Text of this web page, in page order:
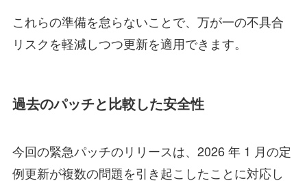
これらの準備を怠らないことで、万が一の不具合
リスクを軽減しつつ更新を適用できます。
過去のパッチと比較した安全性
今回の緊急パッチのリリースは、2026 年 1 月の定
例更新が複数の問題を引き起こしたことに対応し